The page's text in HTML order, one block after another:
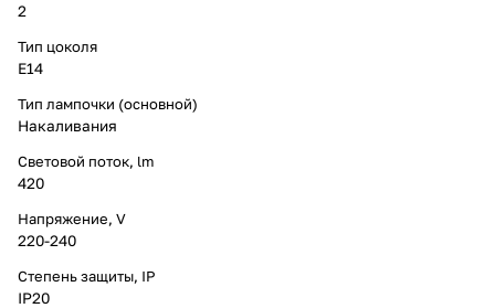
2
Тип цоколя
E14
Тип лампочки (основной)
Накаливания
Световой поток, lm
420
Напряжение, V
220-240
Степень защиты, IP
IP20